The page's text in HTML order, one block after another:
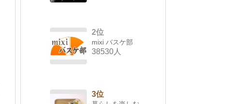
2位
mixi バスケ部
38530人
3位